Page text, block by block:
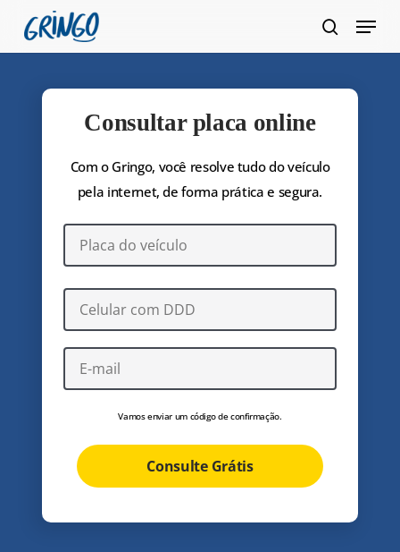
Pular
para
conteúdo
Menu
Consultar placa online
Com o Gringo, você resolve tudo do veículo
pela internet, de forma prática e segura.
Vamos enviar um código de confirmação.
Consulte Grátis